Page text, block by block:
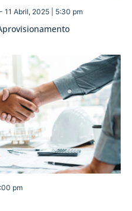
11 Abril, 2025 | 5:30 pm
pm